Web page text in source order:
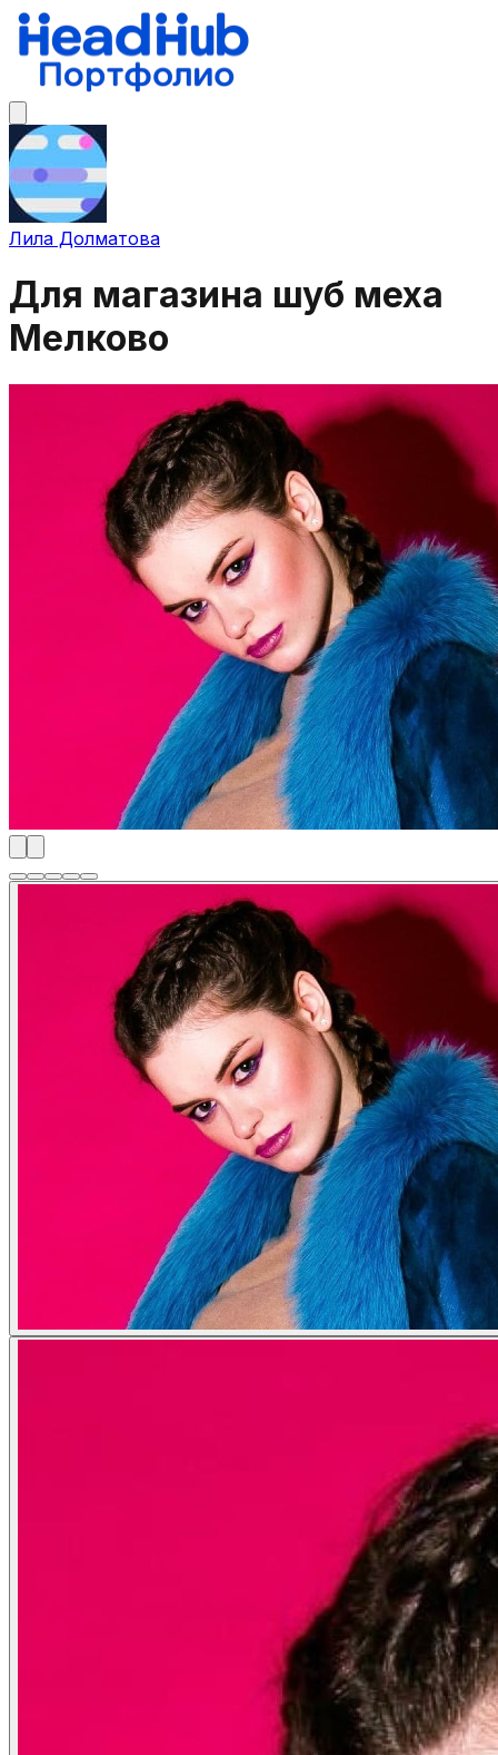
Лила Долматова
Для магазина шуб меха
Мелково